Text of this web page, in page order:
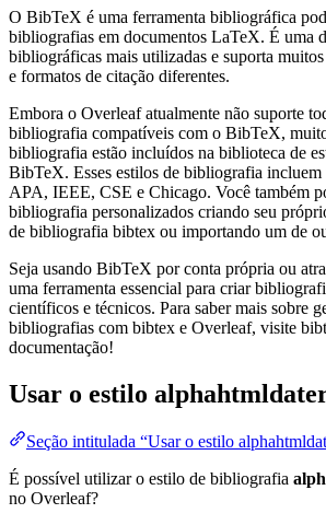
O BibTeX é uma ferramenta bibliográfica
bibliografias em documentos LaTeX. É uma
bibliográficas mais utilizadas e suporta
e formatos de citação diferentes.
Embora o Overleaf atualmente não suporte
bibliografia compatíveis com o BibTeX,
bibliografia estão incluídos na biblioteca de
BibTeX. Esses estilos de bibliografia incluem
APA, IEEE, CSE e Chicago. Você também
bibliografia personalizados criando seu
de bibliografia bibtex ou importando um de
Seja usando BibTeX por conta própria ou
uma ferramenta essencial para criar
científicos e técnicos. Para saber mais sobre
bibliografias com bibtex e Overleaf, visite
documentação!
Usar o estilo
Seção intitulada “Usar o estilo
É possível utilizar o estilo de bibliografia
no Overleaf?